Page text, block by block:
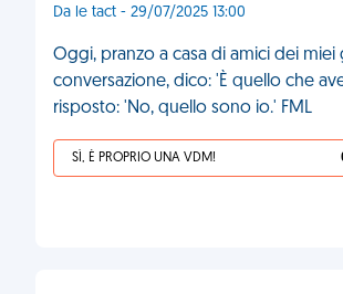
Da le tact - 29/07/2025 13:00
Oggi, pranzo a casa di amici dei
conversazione, dico: 'È quello che
risposto: 'No, quello sono io.' FML
SÌ, È PROPRIO UNA VDM!